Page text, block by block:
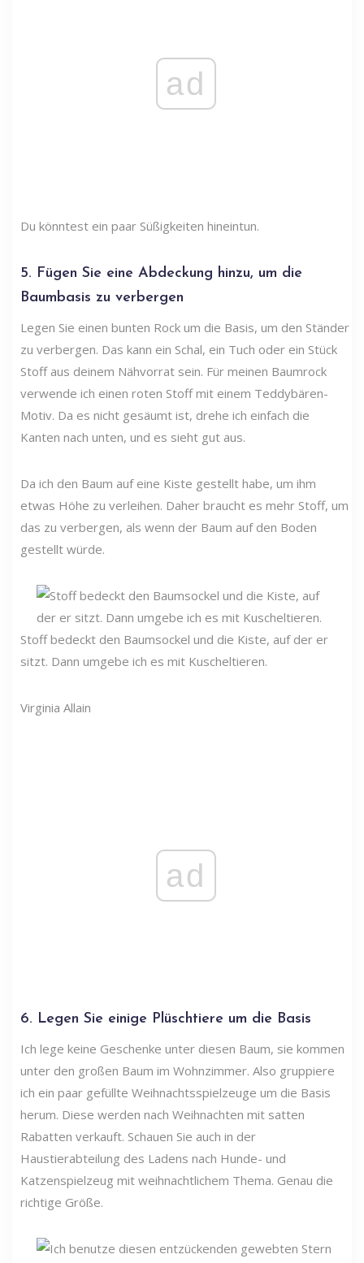
ad
Du könntest ein paar Süßigkeiten hineintun.
5. Fügen Sie eine Abdeckung hinzu, um die
Baumbasis zu verbergen
Legen Sie einen bunten Rock um die Basis, um den Ständer
zu verbergen. Das kann ein Schal, ein Tuch oder ein Stück
Stoff aus deinem Nähvorrat sein. Für meinen Baumrock
verwende ich einen roten Stoff mit einem Teddybären-
Motiv. Da es nicht gesäumt ist, drehe ich einfach die
Kanten nach unten, und es sieht gut aus.
Da ich den Baum auf eine Kiste gestellt habe, um ihm
etwas Höhe zu verleihen. Daher braucht es mehr Stoff, um
das zu verbergen, als wenn der Baum auf den Boden
gestellt würde.
Stoff bedeckt den Baumsockel und die Kiste, auf der er
sitzt. Dann umgebe ich es mit Kuscheltieren.
Virginia Allain
ad
6. Legen Sie einige Plüschtiere um die Basis
Ich lege keine Geschenke unter diesen Baum, sie kommen
unter den großen Baum im Wohnzimmer. Also gruppiere
ich ein paar gefüllte Weihnachtsspielzeuge um die Basis
herum. Diese werden nach Weihnachten mit satten
Rabatten verkauft. Schauen Sie auch in der
Haustierabteilung des Ladens nach Hunde- und
Katzenspielzeug mit weihnachtlichem Thema. Genau die
richtige Größe.